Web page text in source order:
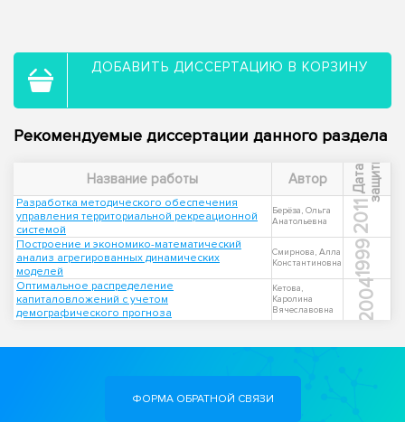
ДОБАВИТЬ ДИССЕРТАЦИЮ В КОРЗИНУ
Рекомендуемые диссертации данного раздела
Название работы Автор Д
а
т
а
з
а
щ
и
т ы
Разработка методического обеспечения
управления территориальной рекреационной
системой
Берёза, Ольга
Анатольевна
2011
Построение и экономико-математический
анализ агрегированных динамических
моделей
Смирнова, Алла
Константиновна
1999
Оптимальное распределение
капиталовложений с учетом
демографического прогноза
Кетова,
Каролина
Вячеславовна
2004
ФОРМА ОБРАТНОЙ СВЯЗИ